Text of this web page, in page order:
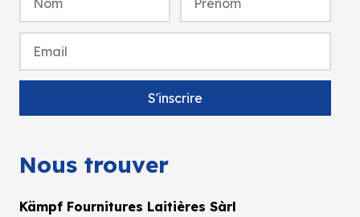
Nous trouver
Kämpf Fournitures Laitières Sàrl